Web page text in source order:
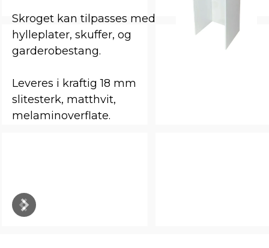
Skroget kan tilpasses med
hylleplater, skuffer, og
garderobestang.
Leveres i kraftig 18 mm
slitesterk, matthvit,
melaminoverflate.